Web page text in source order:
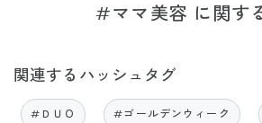
#ママ美容 に関す
関連するハッシュタグ
#ＤＵＯ #ゴールデンウィーク